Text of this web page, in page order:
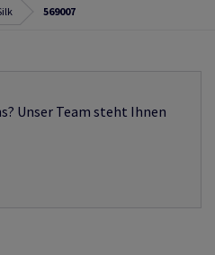
569007
Unser Team steht Ihnen